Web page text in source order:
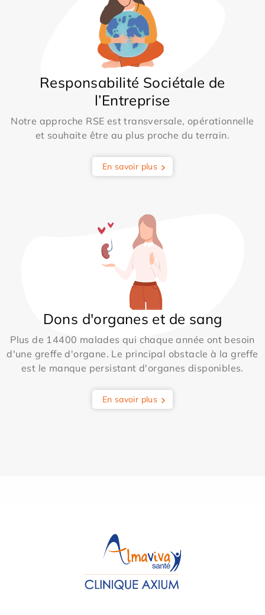
Responsabilité Sociétale de
l’Entreprise
Notre approche RSE est transversale, opérationnelle
et souhaite être au plus proche du terrain.
En savoir plus
Dons d'organes et de sang
Plus de 14400 malades qui chaque année ont besoin
d'une greffe d'organe. Le principal obstacle à la greffe
est le manque persistant d'organes disponibles.
En savoir plus